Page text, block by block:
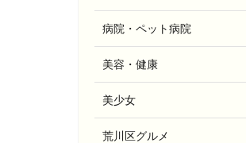
病院・ペット病院
美容・健康
美少女
荒川区グルメ